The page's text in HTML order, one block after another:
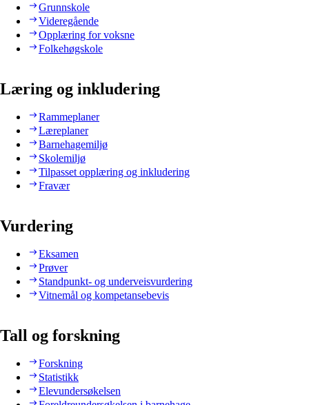
Grunnskole
Videregående
Opplæring for voksne
Folkehøgskole
Læring og inkludering
Rammeplaner
Læreplaner
Barnehagemiljø
Skolemiljø
Tilpasset opplæring og inkludering
Fravær
Vurdering
Eksamen
Prøver
Standpunkt- og underveisvurdering
Vitnemål og kompetansebevis
Tall og forskning
Forskning
Statistikk
Elevundersøkelsen